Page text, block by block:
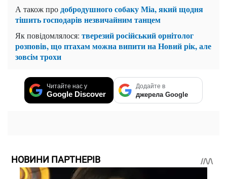
А також продобродушного собаку Міа, який щодня
тішить господарів незвичайним танцем
Як повідомлялося: тверезий російський орнітолог
розповів, що птахам можна випити на Новий рік, але
зовсім трохи
Читайте нас у
Google Discover
Додайте в
джерела Google
НОВИНИ ПАРТНЕРІВ